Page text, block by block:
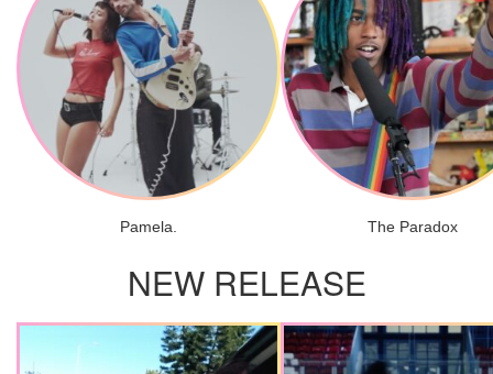
Pamela. The Paradox
NEW RELEASE